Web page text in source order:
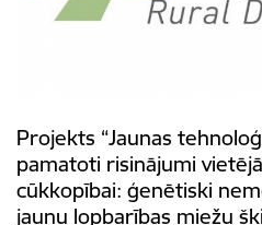
Projekts “Jaunas
pamatoti risinājumi
cūkkopībai: ģenētiski
jaunu lopbarības miežu